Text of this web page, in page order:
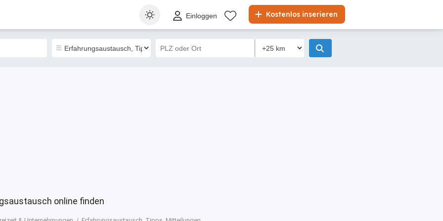
Kostenlos inserieren
Einloggen
online finden